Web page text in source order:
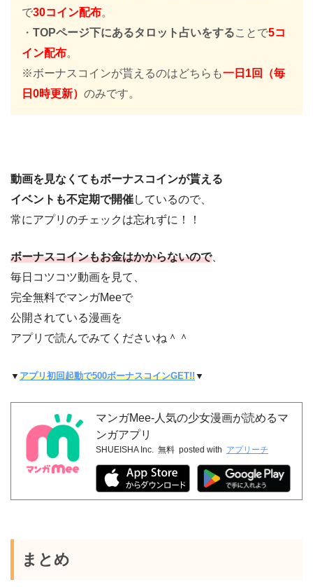
で30コイン配布。
・ TOPページ下にあるタロット占いをすることで5コ
イン配布。
※ボーナスコインが貰えるのはどちらも一日1回（毎
日0時更新） のみです。
動画を見なくてもボーナスコインが貰える
イベントも不定期で開催しているので、
常にアプリのチェックは忘れずに！！
ボーナスコインもお金はかからないので、
毎日コツコツ動画を見て、
完全無料でマンガMeeで
公開されている漫画を
アプリで読んでみてくださいね＾＾
▼ アプリ初回起動で500ボーナスコインGET!!▼
マンガMee-人気の少女漫画が読めるマ
ンガアプリ
SHUEISHA Inc. 無料 posted with アプリーチ
まとめ